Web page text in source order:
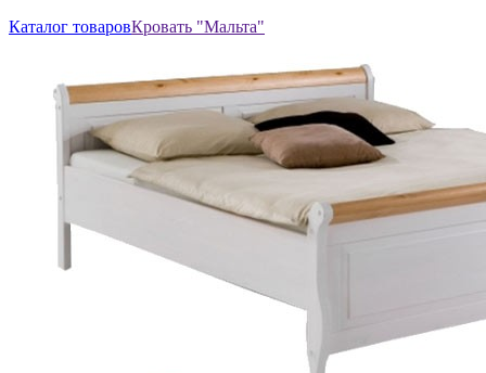
Каталог товаровКровать "Мальта"